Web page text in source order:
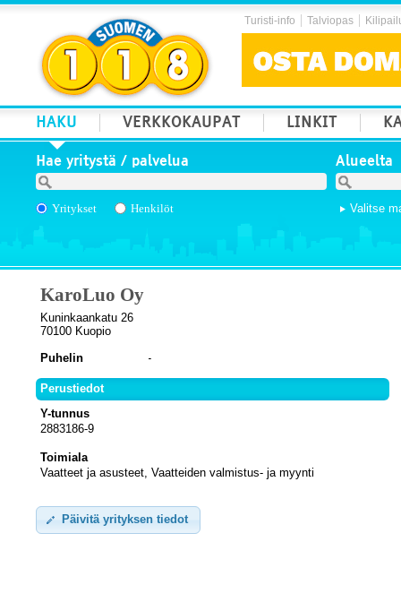
Turisti-info Talviopas
HAKU VERKKOKAUPAT LINKIT
Hae yritystä / palvelua
Yritykset Henkilöt
Alueelta
Valitse
KaroLuo Oy
Kuninkaankatu 26
70100 Kuopio
Puhelin
Perustiedot
Y-tunnus
2883186-9
Toimiala
Vaatteet ja asusteet, Vaatteiden valmistus- ja myynti
Päivitä yrityksen tiedot